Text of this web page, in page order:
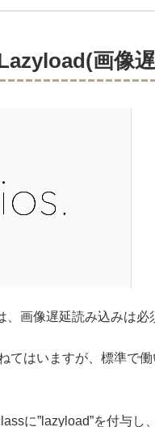
画像
画像遅延読み込みは必
てはいますが、標準で
に”lazyload”を付与